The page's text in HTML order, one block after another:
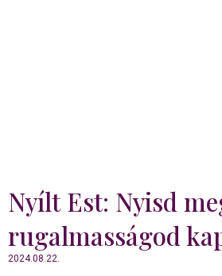
Nyílt Est: Nyisd
rugalmasságod
2024.08.22.